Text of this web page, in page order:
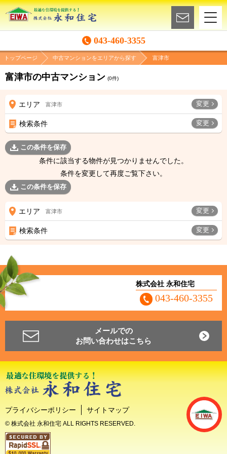
043-460-3355
トップページ 中古マンションをエリアから探す 富津市
富津市の中古マンション (0件)
エリア 富津市 変更
検索条件 変更
この条件を保存
条件に該当する物件が見つかりませんでした。
条件を変更して再度ご覧下さい。
この条件を保存
エリア 富津市 変更
検索条件 変更
株式会社 永和住宅
043-460-3355
メールでの
お問い合わせはこちら
プライバシーポリシー サイトマップ
© 株式会社 永和住宅 ALL RIGHTS RESERVED.